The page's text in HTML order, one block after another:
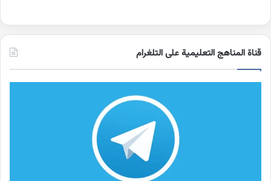
قناة المناهج التعليمية على التلغرام